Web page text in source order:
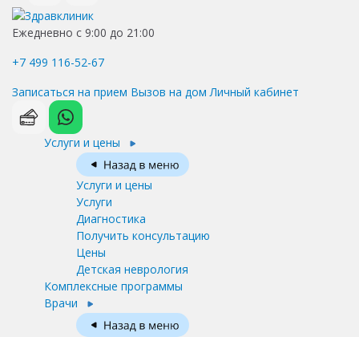
Ежедневно с 9:00 до 21:00
+7 499 116-52-67
Записаться на прием Вызов на дом Личный кабинет
Услуги и цены
Услуги и цены
Услуги
Диагностика
Получить консультацию
Цены
Детская неврология
Комплексные программы
Врачи